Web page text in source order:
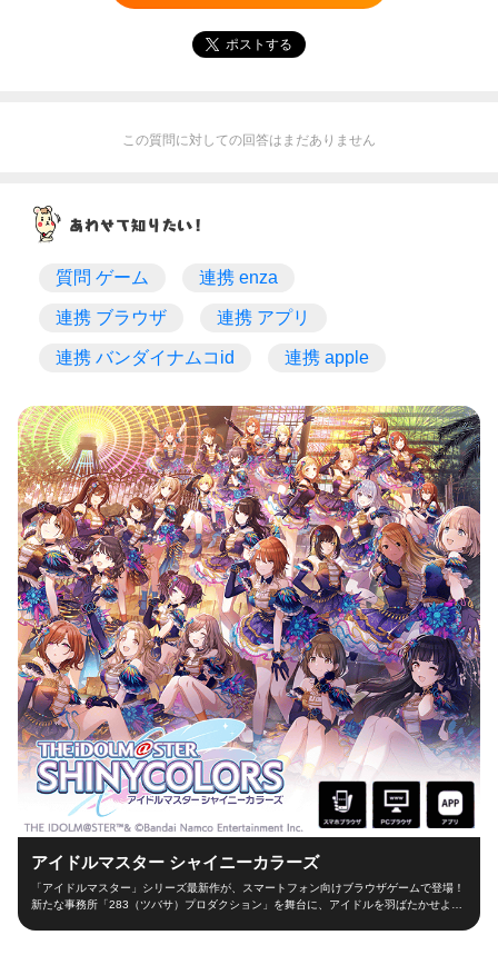
ポストする
この質問に対しての回答はまだありません
質問 ゲーム 連携 enza
連携 ブラウザ 連携 アプリ
連携 バンダイナムコid 連携 apple
アイドルマスター シャイニーカラーズ
「アイドルマスター」シリーズ最新作が、スマートフォン向けブラウザゲームで登場！
新たな事務所「283（ツバサ）プロダクション」を舞台に、アイドルを羽ばたかせよ